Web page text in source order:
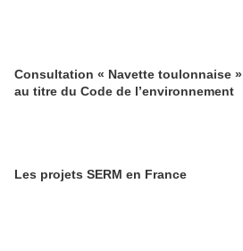
Consultation « Navette toulonnaise »
au titre du Code de l’environnement
Les projets SERM en France